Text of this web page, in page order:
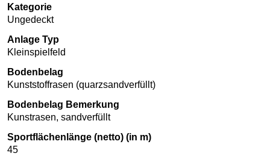
Kategorie
Ungedeckt
Anlage Typ
Kleinspielfeld
Bodenbelag
Kunststoffrasen (quarzsandverfüllt)
Bodenbelag Bemerkung
Kunstrasen, sandverfüllt
Sportflächenlänge (netto) (in m)
45